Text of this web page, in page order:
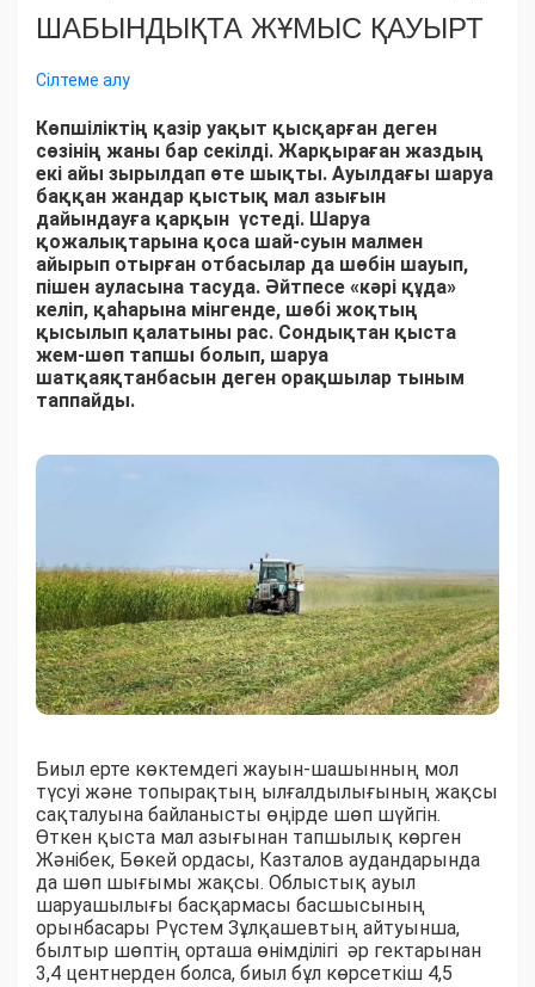
ШАБЫНДЫҚТА ЖҰМЫС ҚАУЫРТ
Сілтеме алу
Көпшіліктің қазір уақыт қысқарған деген
сөзінің жаны бар секілді. Жарқыраған жаздың
екі айы зырылдап өте шықты. Ауылдағы шаруа
баққан жандар қыстық мал азығын
дайындауға қарқын үстеді. Шаруа
қожалықтарына қоса шай-суын малмен
айырып отырған отбасылар да шөбін шауып,
пішен ауласына тасуда. Әйтпесе «кәрі құда»
келіп, қаһарына мінгенде, шөбі жоқтың
қысылып қалатыны рас. Сондықтан қыста
жем-шөп тапшы болып, шаруа
шатқаяқтанбасын деген орақшылар тыным
таппайды.
Биыл ерте көктемдегі жауын-шашынның мол
түсуі және топырақтың ылғалдылығының жақсы
сақталуына байланысты өңірде шөп шүйгін.
Өткен қыста мал азығынан тапшылық көрген
Жәнібек, Бөкей ордасы, Казталов аудандарында
да шөп шығымы жақсы. Облыстық ауыл
шаруашылығы басқармасы басшысының
орынбасары Рүстем Зұлқашевтың айтуынша,
былтыр шөптің орташа өнімділігі әр гектарынан
3,4 центнерден болса, биыл бұл көрсеткіш 4,5